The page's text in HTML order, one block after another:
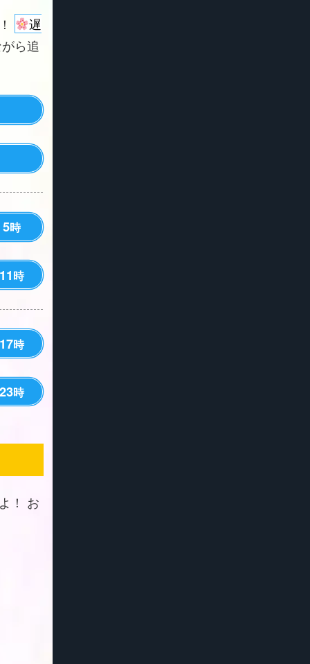
遅
ら追
5時
11時
17時
23時
！ お